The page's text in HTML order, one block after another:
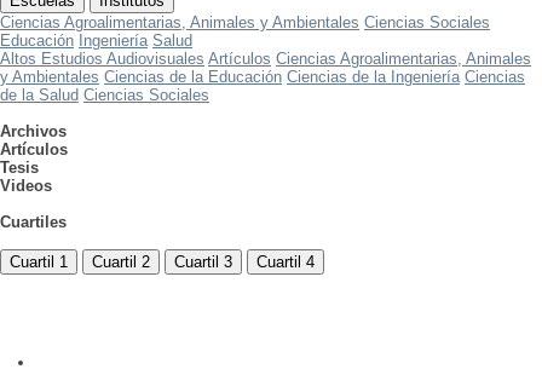
Ciencias Agroalimentarias, Animales y Ambientales Ciencias Sociales
Educación Ingeniería Salud
Altos Estudios Audiovisuales Artículos Ciencias Agroalimentarias, Animales
y Ambientales Ciencias de la Educación Ciencias de la Ingeniería Ciencias
de la Salud Ciencias Sociales
Archivos
Artículos
Tesis
Videos
Cuartiles
Cuartil 1 Cuartil 2 Cuartil 3 Cuartil 4